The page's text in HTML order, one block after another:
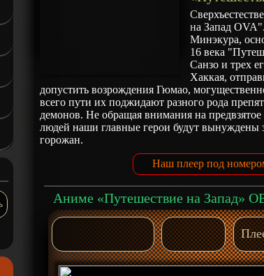
на Запад
Минэкура,
16 века
Санзо и трех
Хаккая,
допустить возрождения Гюмао,
всего пути их поджидают разного рода
демонов. Не обращая внимания на
людей наши главные герои будут вынуждены
горожан.
Наш плеер под
Аниме «Путешествие на Запад»